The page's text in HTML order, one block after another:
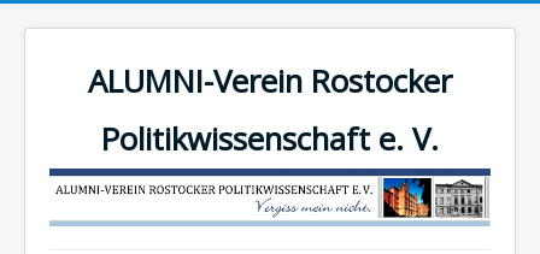
ALUMNI-Verein Rostocker
Politikwissenschaft e. V.